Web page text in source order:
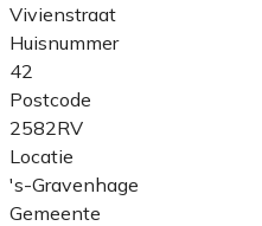
Vivienstraat
Huisnummer
42
Postcode
2582RV
Locatie
's-Gravenhage
Gemeente